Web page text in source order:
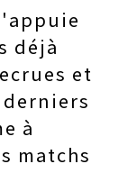
déjà
et
à
matchs